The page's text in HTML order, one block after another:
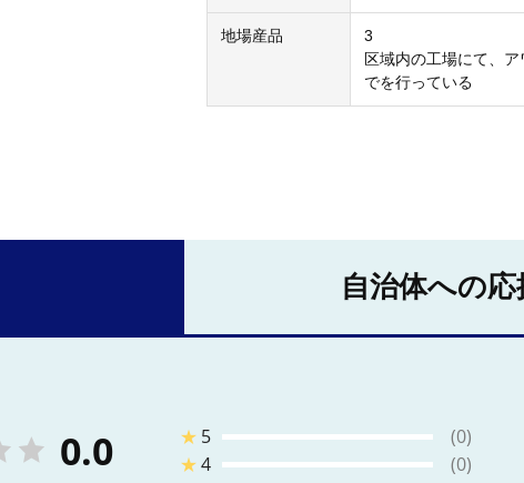
地場産品
3
区域内の工場にて、
でを行っている
自治体への
0.0 ★ 5
(0)
★4
(0)